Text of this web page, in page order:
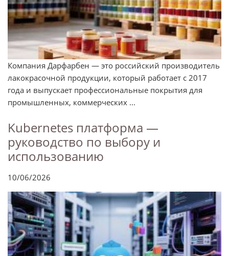
Компания Дарфарбен — это российский производитель
лакокрасочной продукции, который работает с 2017
года и выпускает профессиональные покрытия для
промышленных, коммерческих ...
Kubernetes платформа —
руководство по выбору и
использованию
10/06/2026